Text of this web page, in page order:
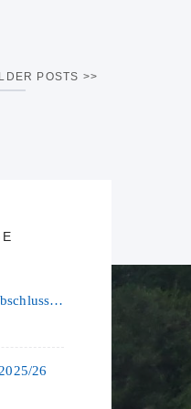
POSTS
Schulfest am HSG: Gelungener Abschluss eines ereignisreichen Schuljahres
26